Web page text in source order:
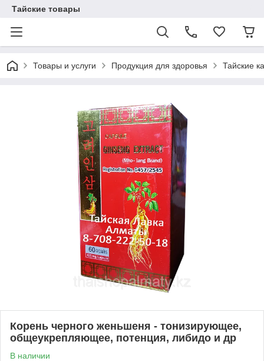
Тайские товары
Товары и услуги Продукция для здоровья Тайские
Корень черного женьшеня - тонизирующее,
общеукрепляющее, потенция, либидо и др
В наличии